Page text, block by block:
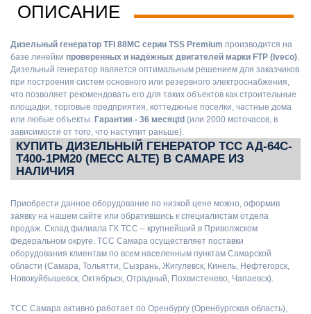
ОПИСАНИЕ
Дизельный генератор TFI 88MC серии TSS Premium производится на
базе линейки проверенных и надёжных двигателей марки FTP (Iveco).
Дизельный генератор является оптимальным решением для заказчиков
при построения систем основного или резервного электроснабжения,
что позволяет рекомендовать его для таких объектов как строительные
площадки, торговые предприятия, коттеджные поселки, частные дома
или любые объекты. Гарантия - 36 месяцtd (или 2000 моточасов, в
зависимости от того, что наступит раньше).
КУПИТЬ ДИЗЕЛЬНЫЙ ГЕНЕРАТОР ТСС АД-64С-
Т400-1РМ20 (MECC ALTE) В САМАРЕ ИЗ
НАЛИЧИЯ
Приобрести данное оборудование по низкой цене можно, оформив
заявку на нашем сайте или обратившись к специалистам отдела
продаж. Склад филиала ГК ТСС – крупнейший в Приволжском
федеральном округе. ТСС Самара осуществляет поставки
оборудования клиентам по всем населенным пунктам Самарской
области (Самара, Тольятти, Сызрань, Жигулевск, Кинель, Нефтегорск,
Новокуйбышевск, Октябрьск, Отрадный, Похвистенево, Чапаевск).
ТСС Самара активно работает по Оренбургу (Оренбургская область),